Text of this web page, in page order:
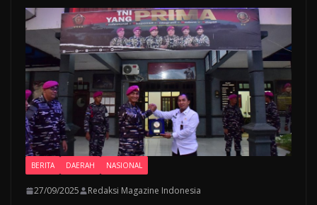
BERITA DAERAH NASIONAL
27/09/2025 Redaksi Magazine Indonesia